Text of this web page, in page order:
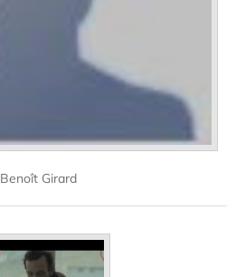
Benoît Girard